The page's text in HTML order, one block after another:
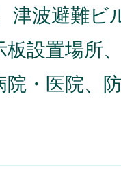
津波避難ビ
設置場所
・医院、